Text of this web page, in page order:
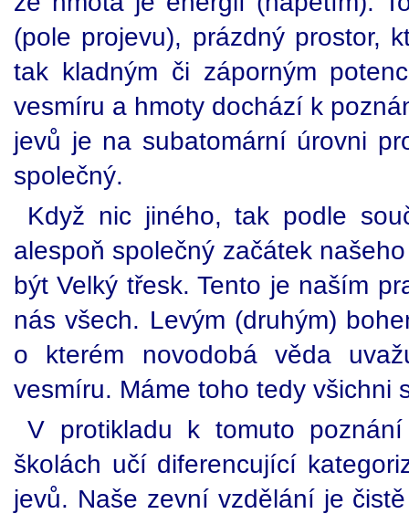
(pole projevu), prázdný prostor,
tak kladným či záporným
vesmíru a hmoty dochází k
jevů je na subatomární úrovni
společný.
Když nic jiného, tak podle
alespoň společný začátek
být Velký třesk. Tento je naším
nás všech. Levým (druhým)
o kterém novodobá věda
vesmíru. Máme toho tedy všichni
V protikladu k tomuto
školách učí diferencující
jevů. Naše zevní vzdělání je